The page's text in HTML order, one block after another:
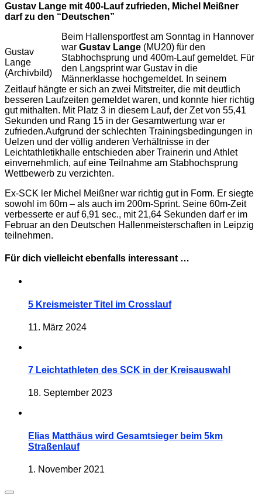
Gustav Lange mit 400-Lauf zufrieden, Michel Meißner
darf zu den “Deutschen”
Gustav
Lange
(Archivbild)
Beim Hallensportfest am Sonntag in Hannover
war Gustav Lange (MU20) für den
Stabhochsprung und 400m-Lauf gemeldet. Für
den Langsprint war Gustav in die
Männerklasse hochgemeldet. In seinem
Zeitlauf hängte er sich an zwei Mitstreiter, die mit deutlich
besseren Laufzeiten gemeldet waren, und konnte hier richtig
gut mithalten. Mit Platz 3 in diesem Lauf, der Zet von 55,41
Sekunden und Rang 15 in der Gesamtwertung war er
zufrieden.Aufgrund der schlechten Trainingsbedingungen in
Uelzen und der völlig anderen Verhältnisse in der
Leichtathletikhalle entschieden aber Trainerin und Athlet
einvernehmlich, auf eine Teilnahme am Stabhochsprung
Wettbewerb zu verzichten.
Ex-SCK ler Michel Meißner war richtig gut in Form. Er siegte
sowohl im 60m – als auch im 200m-Sprint. Seine 60m-Zeit
verbesserte er auf 6,91 sec., mit 21,64 Sekunden darf er im
Februar an den Deutschen Hallenmeisterschaften in Leipzig
teilnehmen.
Für dich vielleicht ebenfalls interessant …
5 Kreismeister Titel im Crosslauf
11. März 2024
7 Leichtathleten des SCK in der Kreisauswahl
18. September 2023
Elias Matthäus wird Gesamtsieger beim 5km
Straßenlauf
1. November 2021